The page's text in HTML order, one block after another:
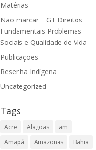
Matérias
Não marcar – GT Direitos
Fundamentais Problemas
Sociais e Qualidade de Vida
Publicações
Resenha Indígena
Uncategorized
Tags
Acre Alagoas
am
Amapá
Amazonas
Bahia